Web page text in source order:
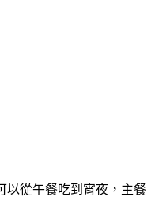
以從午餐吃到宵夜，主餐